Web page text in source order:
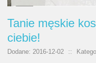
Tanie męskie
ciebie!
Dodane: 2016-12-02 ::